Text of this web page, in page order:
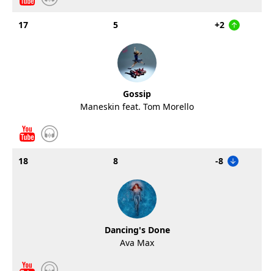
17 5 +2
Gossip
Maneskin feat. Tom Morello
18 8 -8
Dancing's Done
Ava Max